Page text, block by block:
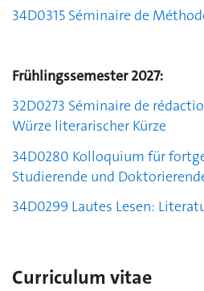
34D0315 Séminaire de
Frühlingssemester 2027:
32D0273 Séminaire de
Würze literarischer Kürze
34D0280 Kolloquium für
Studierende und
34D0299 Lautes Lesen:
Curriculum vitae